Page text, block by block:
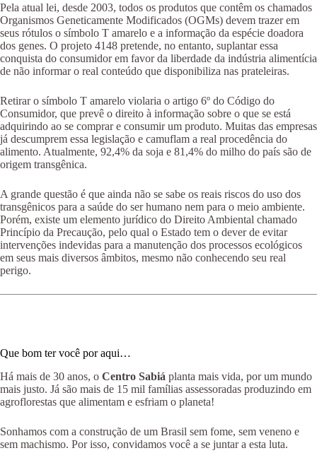
Pela atual lei, desde 2003, todos os produtos que contêm os chamados
Organismos Geneticamente Modificados (OGMs) devem trazer em
seus rótulos o símbolo T amarelo e a informação da espécie doadora
dos genes. O projeto 4148 pretende, no entanto, suplantar essa
conquista do consumidor em favor da liberdade da indústria alimentícia
de não informar o real conteúdo que disponibiliza nas prateleiras.
Retirar o símbolo T amarelo violaria o artigo 6º do Código do
Consumidor, que prevê o direito à informação sobre o que se está
adquirindo ao se comprar e consumir um produto. Muitas das empresas
já descumprem essa legislação e camuflam a real procedência do
alimento. Atualmente, 92,4% da soja e 81,4% do milho do país são de
origem transgênica.
A grande questão é que ainda não se sabe os reais riscos do uso dos
transgênicos para a saúde do ser humano nem para o meio ambiente.
Porém, existe um elemento jurídico do Direito Ambiental chamado
Princípio da Precaução, pelo qual o Estado tem o dever de evitar
intervenções indevidas para a manutenção dos processos ecológicos
em seus mais diversos âmbitos, mesmo não conhecendo seu real
perigo.
Que bom ter você por aqui…
Há mais de 30 anos, o Centro Sabiá planta mais vida, por um mundo
mais justo. Já são mais de 15 mil famílias assessoradas produzindo em
agroflorestas que alimentam e esfriam o planeta!
Sonhamos com a construção de um Brasil sem fome, sem veneno e
sem machismo. Por isso, convidamos você a se juntar a esta luta.